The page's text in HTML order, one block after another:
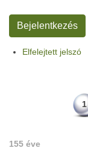
Elfelejtett jelszó
1
155 éve